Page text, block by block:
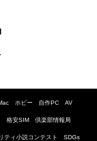
ホビー 自作PC AV
格安SIM 倶楽部情報局
ティ小説コンテスト SDGs